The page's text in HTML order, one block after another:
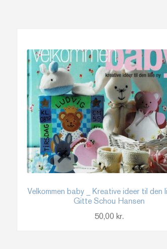
Velkommen baby _ Kreative ideer til den
Gitte Schou Hansen
50,00kr.